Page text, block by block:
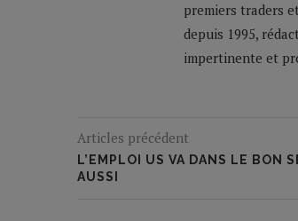
premiers traders
depuis 1995,
impertinente et
Articles précédent
L’EMPLOI US VA DANS LE BON
AUSSI